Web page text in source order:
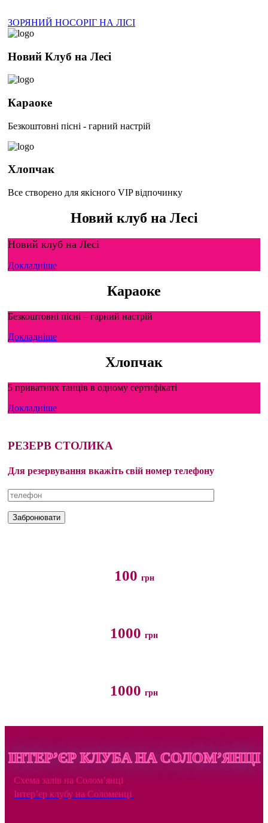
ЗОРЯНИЙ НОСОРІГ НА ЛІСІ
Новий Клуб на Лесі
Караоке
Безкоштовні пісні - гарний настрій
Хлопчак
Все створено для якісного VIP відпочинку
Новий клуб на Лесі
Новий клуб на Лесі
Докладніше
Караоке
Безкоштовні пісні – гарний настрій
Докладніше
Хлопчак
5 приватних танців в одному сертифікаті
Докладніше
РЕЗЕРВ СТОЛИКА
Для резервування вкажіть свій номер телефону
100 грн
1000 грн
1000 грн
ІНТЕР’ЄР КЛУБА НА СОЛОМ’ЯНЦІ
Схема залів на Солом’янці
Інтер’єр клубу на Соломенці